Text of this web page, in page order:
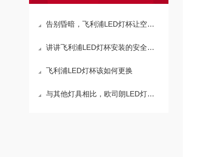
告别昏暗，飞利浦LED灯杯让空间更通透
讲讲飞利浦LED灯杯安装的安全注意事项
飞利浦LED灯杯该如何更换
与其他灯具相比，欧司朗LED灯杯有哪些特点?